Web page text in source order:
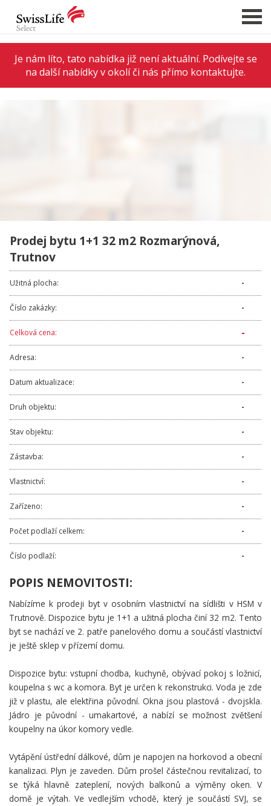
NABÍDKA NEMOVITOSTÍ
CHCI PRODAT / PRONAJMOUT
SLUŽBY
FINANCOVÁNÍ / HYPOTÉKA
KONTAKT
Je nám líto, tato nabídka již není aktuální. Podívejte se
na další nabídky v okolí či nás přímo kontaktujte.
Prodej bytu 1+1 32 m2 Rozmarýnová,
Trutnov
Užitná plocha: -
Číslo zakázky: -
Celková cena: -
Adresa: -
Datum aktualizace: -
Druh objektu: -
Stav objektu: -
Zástavba: -
Vlastnictví: -
Zařízeno: -
Počet podlaží celkem: -
Číslo podlaží: -
POPIS NEMOVITOSTI:
Nabízíme k prodeji byt v osobním vlastnictví na sídlišti v HSM v
Trutnově. Dispozice bytu je 1+1 a užitná plocha činí 32 m2. Tento
byt se nachází ve 2. patře panelového domu a součástí vlastnictví
je ještě sklep v přízemí domu.
Dispozice bytu: vstupní chodba, kuchyně, obývací pokoj s ložnicí,
koupelna s wc a komora. Byt je určen k rekonstrukci. Voda je zde
již v plastu, ale elektřina původní. Okna jsou plastová - dvojskla.
Jádro je původní - umakartové, a nabízí se možnost zvětšení
koupelny na úkor komory vedle.
Vytápění ústřední dálkové, dům je napojen na horkovod a obecní
kanalizaci. Plyn je zaveden. Dům prošel částečnou revitalizací, to
se týká hlavně zateplení, nových balkonů a výměny oken. V
domě je výtah. Ve vedlejším vchodě, který je součástí SVJ, se